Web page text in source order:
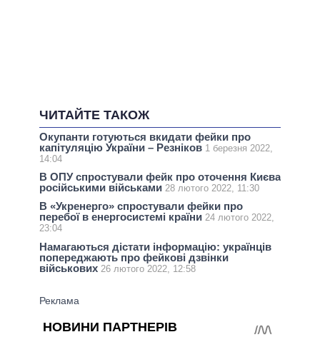
ЧИТАЙТЕ ТАКОЖ
Окупанти готуються вкидати фейки про
капітуляцію України – Резніков 1 березня 2022,
14:04
В ОПУ спростували фейк про оточення Києва
російськими військами 28 лютого 2022, 11:30
В «Укренерго» спростували фейки про
перебої в енергосистемі країни 24 лютого 2022,
23:04
Намагаються дістати інформацію: українців
попереджають про фейкові дзвінки
військових 26 лютого 2022, 12:58